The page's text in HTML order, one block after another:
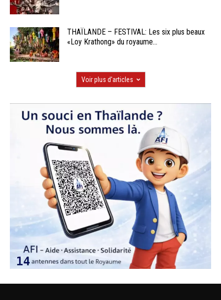
THAÏLANDE – FESTIVAL: Les six plus beaux
«Loy Krathong» du royaume...
Voir plus d'articles